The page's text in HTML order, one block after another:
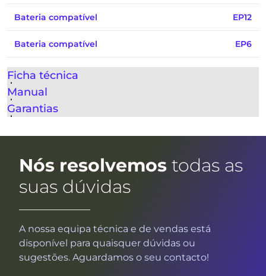
Bateria compatível EP12
Bateria compatível EP6
Ficha técnica
Manual
Garantias
Nós resolvemos todas as
suas dúvidas
A nossa equipa técnica e de vendas está
disponível para quaisquer dúvidas ou
sugestões. Aguardamos o seu contacto!